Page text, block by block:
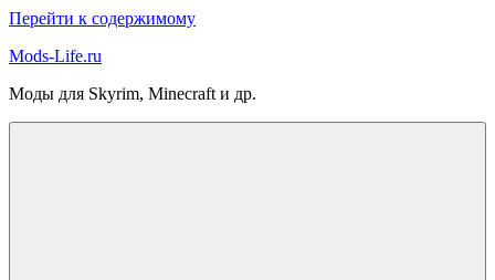
Перейти к содержимому
Mods-Life.ru
Моды для Skyrim, Minecraft и др.